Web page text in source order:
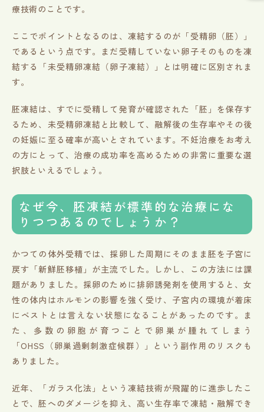
療技術のことです。
ここでポイントとなるのは、凍結するのが「受精卵（胚）」
であるという点です。まだ受精していない卵子そのものを凍
結する「未受精卵凍結（卵子凍結）」とは明確に区別されま
す。
胚凍結は、すでに受精して発育が確認された「胚」を保存す
るため、未受精卵凍結と比較して、融解後の生存率やその後
の妊娠に至る確率が高いとされています。不妊治療をお考え
の方にとって、治療の成功率を高めるための非常に重要な選
択肢といえるでしょう。
なぜ今、胚凍結が標準的な治療にな
りつつあるのでしょうか？
かつての体外受精では、採卵した周期にそのまま胚を子宮に
戻す「新鮮胚移植」が主流でした。しかし、この方法には課
題がありました。採卵のために排卵誘発剤を使用すると、女
性の体内はホルモンの影響を強く受け、子宮内の環境が着床
にベストとは言えない状態になることがあったのです。ま
た、多数の卵胞が育つことで卵巣が腫れてしまう
「OHSS（卵巣過剰刺激症候群）」という副作用のリスクも
ありました。
近年、「ガラス化法」という凍結技術が飛躍的に進歩したこ
とで、胚へのダメージを抑え、高い生存率で凍結・融解でき